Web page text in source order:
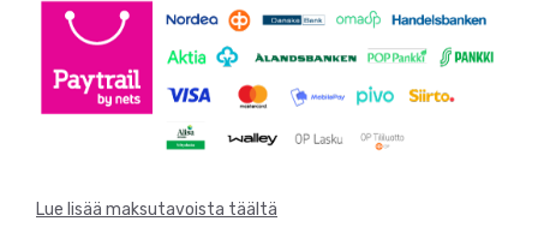
Lue lisää maksutavoista täältä